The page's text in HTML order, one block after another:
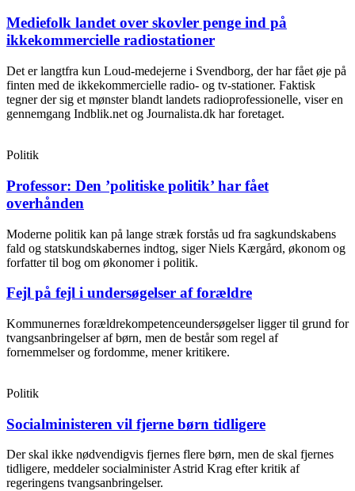
Mediefolk landet over skovler penge ind på
ikkekommercielle radiostationer
Det er langtfra kun Loud-medejerne i Svendborg, der har fået øje på
finten med de ikkekommercielle radio- og tv-stationer. Faktisk
tegner der sig et mønster blandt landets radioprofessionelle, viser en
gennemgang Indblik.net og Journalista.dk har foretaget.
Politik
Professor: Den ’politiske politik’ har fået
overhånden
Moderne politik kan på lange stræk forstås ud fra sagkundskabens
fald og statskundskabernes indtog, siger Niels Kærgård, økonom og
forfatter til bog om økonomer i politik.
Fejl på fejl i undersøgelser af forældre
Kommunernes forældrekompetenceundersøgelser ligger til grund for
tvangsanbringelser af børn, men de består som regel af
fornemmelser og fordomme, mener kritikere.
Politik
Socialministeren vil fjerne børn tidligere
Der skal ikke nødvendigvis fjernes flere børn, men de skal fjernes
tidligere, meddeler socialminister Astrid Krag efter kritik af
regeringens tvangsanbringelser.